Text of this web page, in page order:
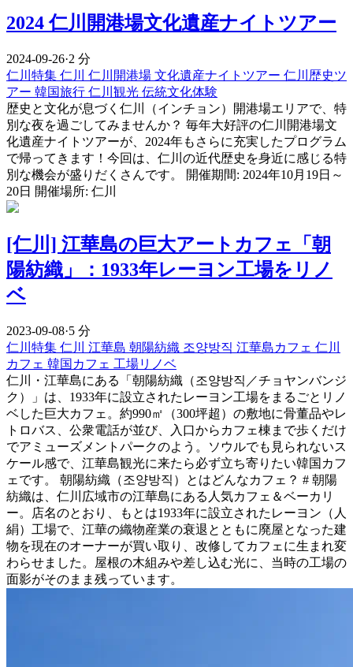
2024 仁川開港場文化遺産ナイトツアー
2024-09-26·2 分
仁川特集 仁川 仁川開港場 文化遺産ナイトツアー 仁川歴史ツ
アー 韓国旅行 仁川観光 伝統文化体験
歴史と文化が息づく仁川（インチョン）開港場エリアで、特
別な夜を過ごしてみませんか？ 毎年大好評の仁川開港場文
化遺産ナイトツアーが、2024年もさらに充実したプログラム
で帰ってきます！今回は、仁川の近代歴史を身近に感じる特
別な機会が盛りだくさんです。 開催期間: 2024年10月19日～
20日 開催場所: 仁川
[仁川] 江華島の巨大アートカフェ「朝
陽紡織」：1933年レーヨン工場をリノ
ベ
2023-09-08·5 分
仁川特集 仁川 江華島 朝陽紡織 조양방직 江華島カフェ 仁川
カフェ 韓国カフェ 工場リノベ
仁川・江華島にある「朝陽紡織（조양방직／チョヤンバンジ
ク）」は、1933年に設立されたレーヨン工場をまるごとリノ
ベした巨大カフェ。約990㎡（300坪超）の敷地に骨董品やレ
トロバス、公衆電話が並び、入口からカフェ棟まで歩くだけ
でアミューズメントパークのよう。ソウルでも見られないス
ケール感で、江華島観光に来たら必ず立ち寄りたい韓国カフ
ェです。 朝陽紡織（조양방직）とはどんなカフェ？ # 朝陽
紡織は、仁川広域市の江華島にある人気カフェ＆ベーカリ
ー。店名のとおり、もとは1933年に設立されたレーヨン（人
絹）工場で、江華の織物産業の衰退とともに廃屋となった建
物を現在のオーナーが買い取り、改修してカフェに生まれ変
わらせました。屋根の木組みや差し込む光に、当時の工場の
面影がそのまま残っています。